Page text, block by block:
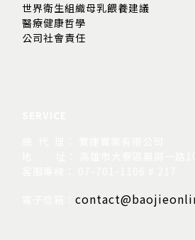
世界衛生組織母乳餵養建議
醫療健康哲學
公司社會責任